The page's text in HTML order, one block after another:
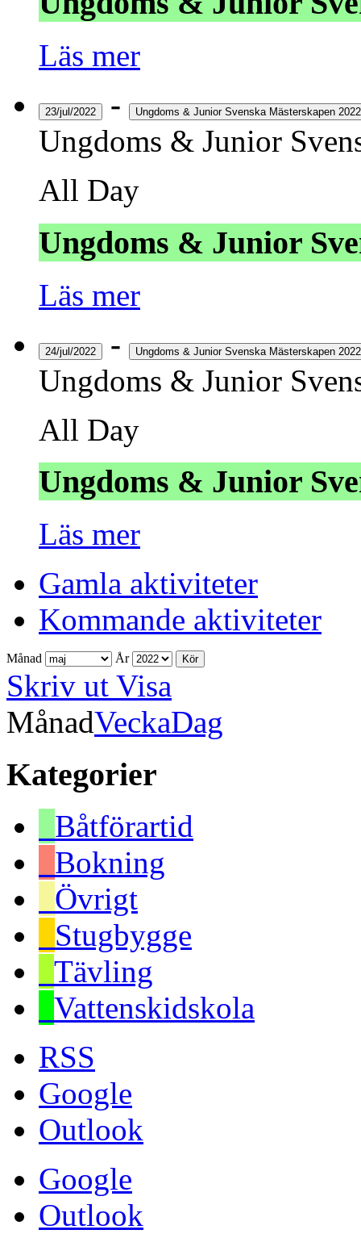
Läs mer
23/jul/2022 - Ungdoms & Junior Svenska Mästerskapen 2022
Ungdoms & Junior
All Day
Ungdoms & Junior
Läs mer
24/jul/2022 - Ungdoms & Junior Svenska Mästerskapen 2022
Ungdoms & Junior
All Day
Ungdoms & Junior
Läs mer
Gamla aktiviteter
Kommande aktiviteter
Månad År
Skriv ut Visa
MånadVeckaDag
Kategorier
Båtförartid
Bokning
Övrigt
Stugbygge
Tävling
Vattenskidskola
RSS
Google
Outlook
Google
Outlook